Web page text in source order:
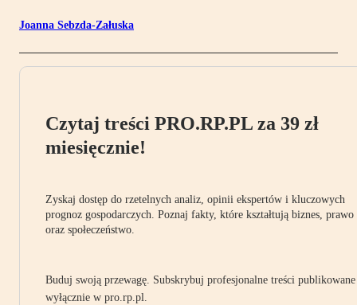
Joanna Sebzda-Załuska
Czytaj treści PRO.RP.PL za 39 zł
miesięcznie!
Zyskaj dostęp do rzetelnych analiz, opinii ekspertów i kluczowych
prognoz gospodarczych. Poznaj fakty, które kształtują biznes, prawo
oraz społeczeństwo.
Buduj swoją przewagę. Subskrybuj profesjonalne treści publikowane
wyłącznie w pro.rp.pl.